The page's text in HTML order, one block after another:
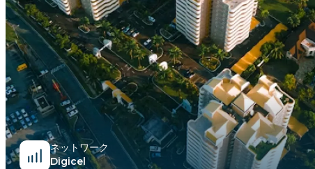
チェコ共和国
エジプト
ネットワーク
Digicel